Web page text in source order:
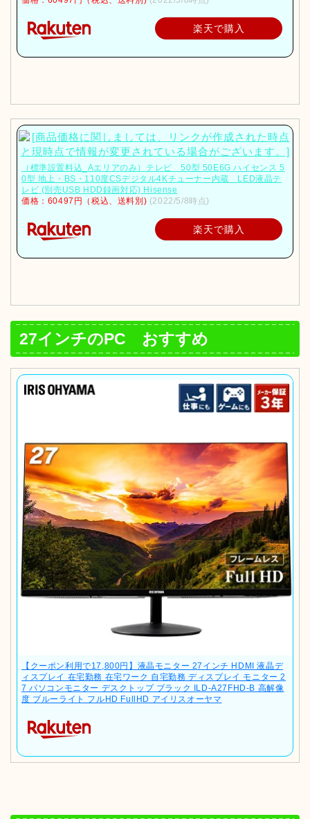
楽天で購入
（標準設置料込_Aエリアのみ）テレビ 50型 50E6G ハイセンス 5
0型 地上・BS・110度CSデジタル4Kチューナー内蔵 LED液晶テ
レビ (別売USB HDD録画対応) Hisense
価格：60497円（税込、送料別) (2022/5/8時点)
楽天で購入
27インチのPC おすすめ
【クーポン利用で17,800円】液晶モニター 27インチ HDMI 液晶デ
ィスプレイ 在宅勤務 在宅ワーク 自宅勤務 ディスプレイ モニター 2
7 パソコンモニター デスクトップ ブラック ILD-A27FHD-B 高解像
度 ブルーライト フルHD FullHD アイリスオーヤマ